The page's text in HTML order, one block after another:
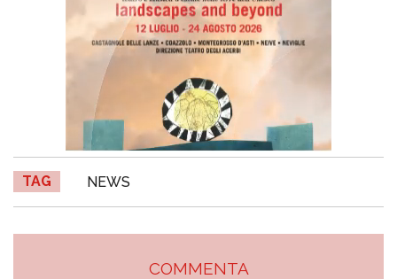
TAG NEWS
COMMENTA